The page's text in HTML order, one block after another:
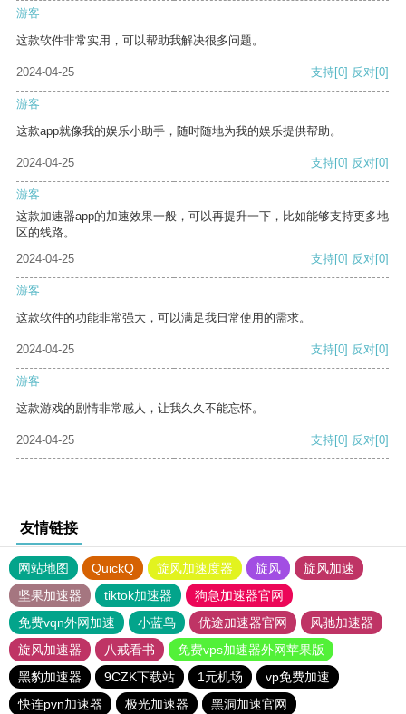
游客
这款软件非常实用，可以帮助我解决很多问题。
2024-04-25 支持[0] 反对[0]
游客
这款app就像我的娱乐小助手，随时随地为我的娱乐提供帮助。
2024-04-25 支持[0] 反对[0]
游客
这款加速器app的加速效果一般，可以再提升一下，比如能够支持更多地
区的线路。
2024-04-25
支持[0] 反对[0]
游客
这款软件的功能非常强大，可以满足我日常使用的需求。
2024-04-25 支持[0] 反对[0]
游客
这款游戏的剧情非常感人，让我久久不能忘怀。
2024-04-25 支持[0] 反对[0]
友情链接
网站地图 QuickQ 旋风加速度器 旋风
旋风加速
坚果加速器
tiktok加速器
狗急加速器官网
免费vqn外网加速
小蓝鸟 优途加速器官网
风驰加速器
旋风加速器
八戒看书
免费vps加速器外网苹果版
黑豹加速器
9CZK下载站 1元机场
vp免费加速
快连pvn加速器
极光加速器 黑洞加速官网